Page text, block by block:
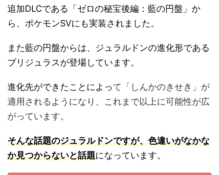
追加DLCである「ゼロの秘宝後編：藍の円盤」か
ら、ポケモンSVにも実装されました。
また藍の円盤からは、ジュラルドンの進化形である
ブリジュラスが登場しています。
進化先ができたことによって「しんかのきせき」が
適用されるようになり、これまで以上に可能性が広
がっています。
そんな話題のジュラルドンですが、色違いがなかな
か見つからないと話題になっています。